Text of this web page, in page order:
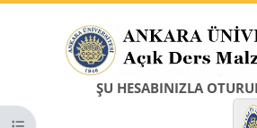
ŞU HESABINIZLA